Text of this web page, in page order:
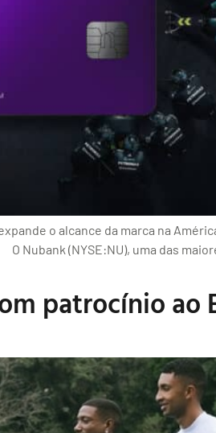
o alcance da marca na
Nubank (NYSE:NU), uma das
patrocínio ao